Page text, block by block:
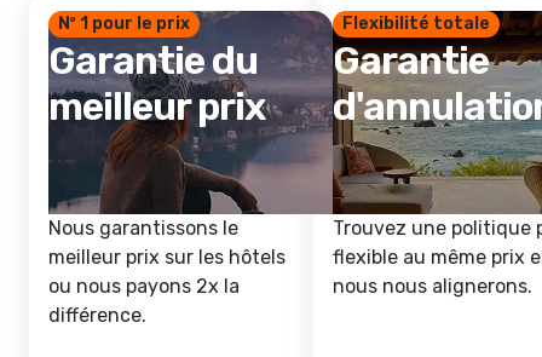
Nº 1 pour le prix
Garantie du
meilleur prix
Nous garantissons le
meilleur prix sur les hôtels
ou nous payons 2x la
différence.
Flexibilité totale
Garantie
Trouvez une politique
flexible au même prix
nous nous alignerons.